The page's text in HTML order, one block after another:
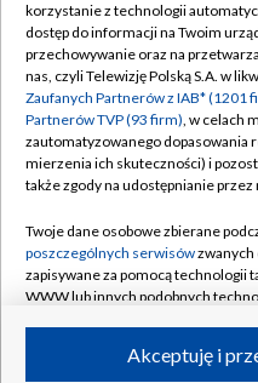
Abonament TVP
Emisja w TVP
Centrum informacji TVP
Naziemna Telewizja
Rada Programowa
System NOS
Informacje o nadawcy
Program dla prasy
korzystanie z technologii
dostęp do informacji na Twoim
przechowywanie oraz na
nas, czyli Telewizję Polską S.A. w
Zaufanych Partnerów z IAB* (1201
Partnerów TVP (93 firm), w celach
zautomatyzowanego dopasowania
mierzenia ich skuteczności) i
także zgody na udostępnianie
Twoje dane osobowe zbierane
poszczególnych serwisówzwanych
zapisywane za pomocą technologii
WWW lub innych podobnych
ruchu w Internecie.Akceptuję i